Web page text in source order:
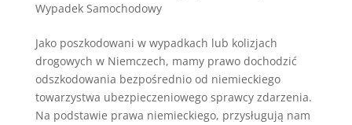
Wypadek Samochodowy
Jako poszkodowani w wypadkach lub kolizjach
drogowych w Niemczech, mamy prawo dochodzić
odszkodowania bezpośrednio od niemieckiego
towarzystwa ubezpieczeniowego sprawcy zdarzenia.
Na podstawie prawa niemieckiego, przysługują nam